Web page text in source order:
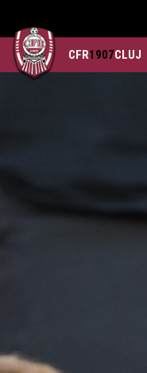
CFR1907CLUJ